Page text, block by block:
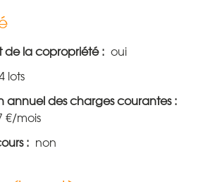
de la copropriété : oui
lots
annuel des charges courantes :
€/mois
: non